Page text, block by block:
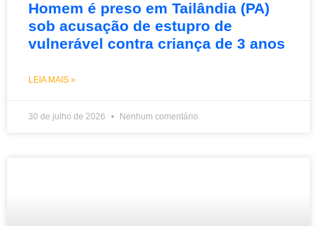
Homem é preso em Tailândia (PA)
sob acusação de estupro de
vulnerável contra criança de 3 anos
LEIA MAIS »
30 de julho de 2026 Nenhum comentário